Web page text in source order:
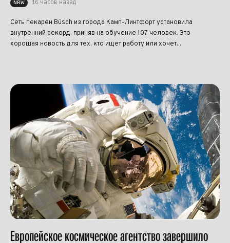
NRW 16 часов назад
Сеть пекарен Büsch из города Камп-Линтфорт установила
внутренний рекорд, приняв на обучение 107 человек. Это
хорошая новость для тех, кто ищет работу или хочет...
Европейское космическое агентство завершило